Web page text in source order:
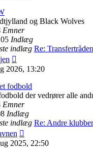
og Black Wolves
Emner
Indlæg
indlæg Re:
det
indlæg
2026, 13:20
fodbold
der vedrører alle
Emner
Indlæg
indlæg Re: Andre
det
2025, 22:50